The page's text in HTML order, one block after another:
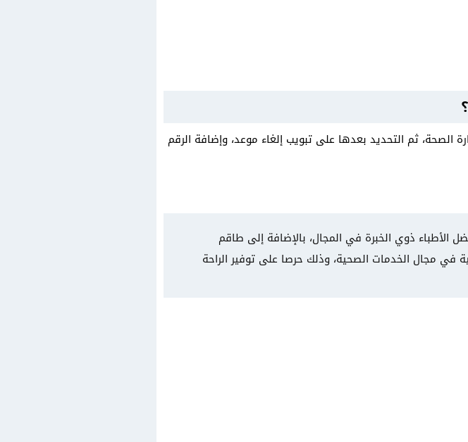
ثم التحديد بعدها على تبويب إلغاء موعد، وإضافة الرقم
ذوي الخبرة في المجال، بالإضافة إلى طاقم
في مجال الخدمات الصحية، وذلك حرصا على توفير الراحة